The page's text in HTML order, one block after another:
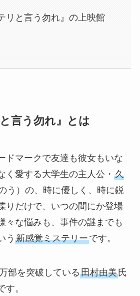
リと言う勿れ』の上映館
言う勿れ』とは
ドマークで友達も彼女もいな
く愛する大学生の主人公・ 久
う）の、時に優しく、時に鋭
りだけで、いつの間にか登場
々な悩みも、事件の謎までも
う 新感覚ミステリーです。
部を突破している田村由美氏
す。